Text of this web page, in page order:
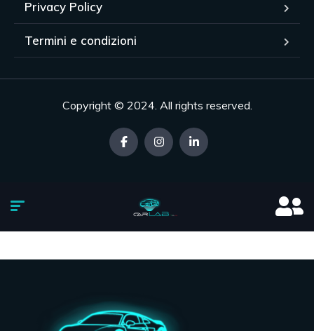
Privacy Policy
Termini e condizioni
Copyright © 2024. All rights reserved.